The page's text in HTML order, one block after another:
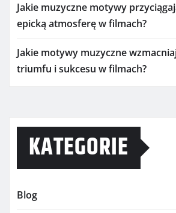
Jakie muzyczne motywy
epicką atmosferę w filmach?
Jakie motywy muzyczne
triumfu i sukcesu w filmach?
KATEGORIE
Blog